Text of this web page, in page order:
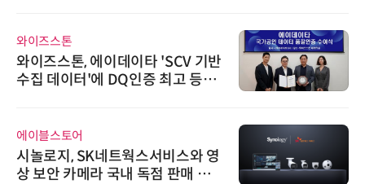
와이즈스톤
와이즈스톤, 에이데이타 'SCV 기반
수집 데이터'에 DQ인증 최고 등급
에이블스토어
시놀로지, SK네트웍스서비스와 영
상 보안 카메라 국내 독점 판매 파